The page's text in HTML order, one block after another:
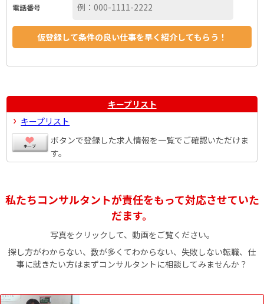
電話番号
キープリスト
キープリスト
ボタンで登録した求人情報を一覧でご確認いただけま
す。
私たちコンサルタントが責任をもって対応させていた
だます。
写真をクリックして、動画をご覧ください。
探し方がわからない、数が多くてわからない、失敗しない転職、仕
事に就きたい方はまずコンサルタントに相談してみませんか？